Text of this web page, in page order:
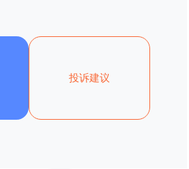
投诉建议